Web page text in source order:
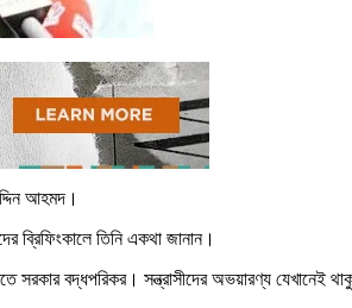
আহমদ।
ব্রিফিংকালে তিনি একথা জানান।
সরকার বদ্ধপরিকর। সন্ত্রাসীদের অভয়ারণ্য যেখানেই